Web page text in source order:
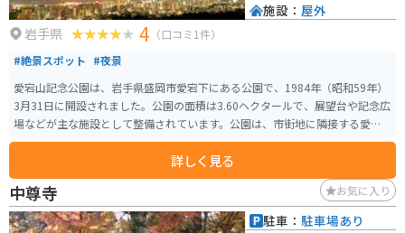
岩手県 4 （口コミ1件）
#絶景スポット #夜景
愛宕山記念公園は、岩手県盛岡市愛宕下にある公園で、1984年（昭和59年）
3月31日に開設されました。公園の面積は3.60ヘクタールで、展望台や記念広
場などが主な施設として整備されています。公園は、市街地に隣接する愛宕
山に位置し、平成5年（1993年）に皇太子殿下（現天皇陛下）の御成婚記念
ることができ、夜景スポットとしても有名です。メイン広場には、妃殿下雅子
様ゆかりの「ハマナス」が植えられており、公園全体が市民の憩いの場とし
て親しまれています。気軽に散歩に来ることができ、盛岡市内が一望に見渡せ
詳しく見る
施設： 屋外
中尊寺 お気に入り
駐車： 駐車場あり